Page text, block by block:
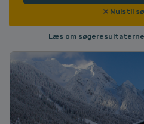
Nulstil
Læs om